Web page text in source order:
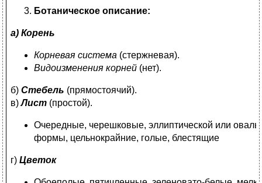
Ботаническое описание:
а) Корень
Корневая система (стержневая).
Видоизменения корней (нет).
б) Стебель (прямостоячий).
в)Лист (простой).
Очередные, черешковые, эллиптической или
формы, цельнокрайние, голые, блестящие
г) Цветок